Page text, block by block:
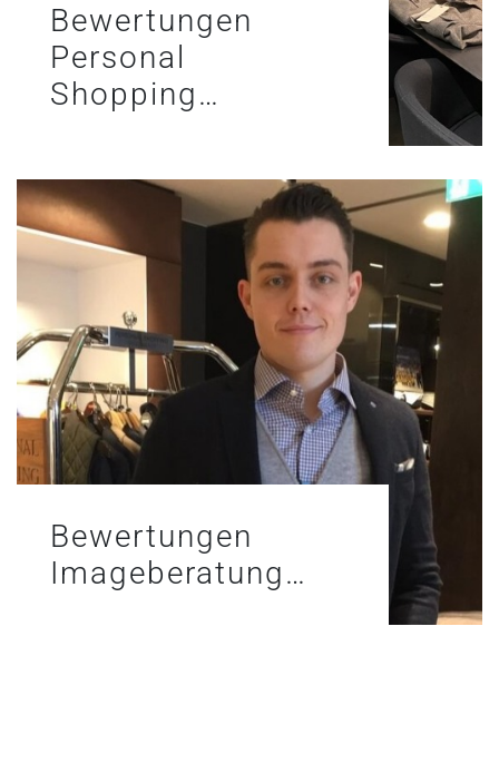
Bewertungen
Personal
Shopping…
Bewertungen
Imageberatung…